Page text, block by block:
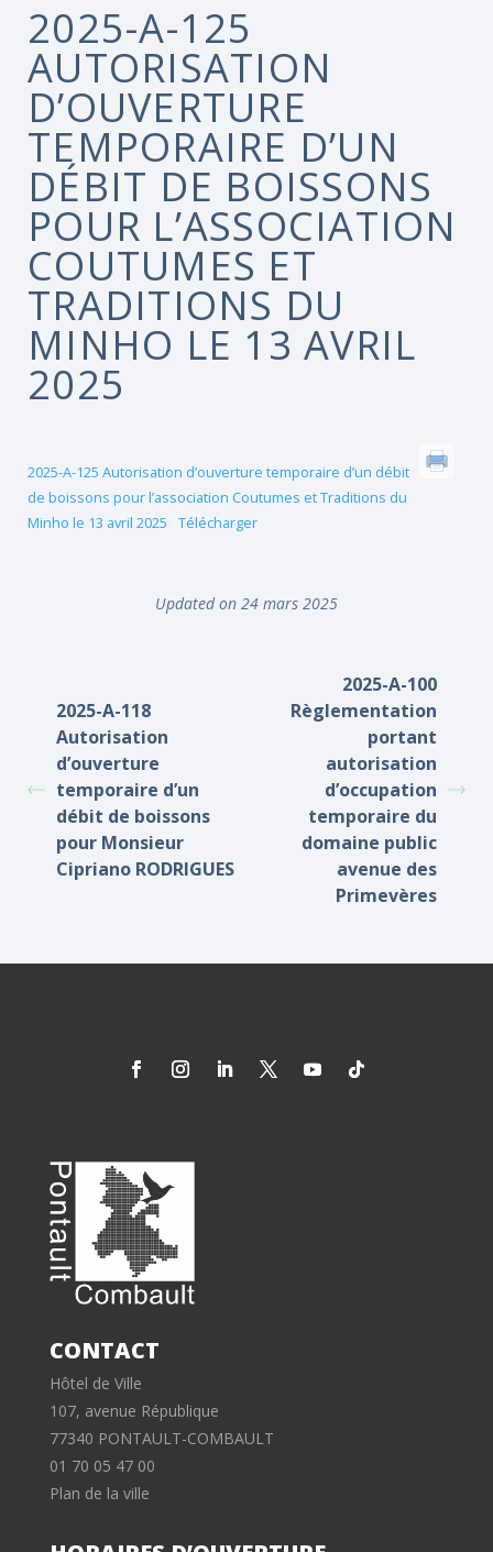
2025-A-125
AUTORISATION
D’OUVERTURE
TEMPORAIRE D’UN
DÉBIT DE BOISSONS
POUR L’ASSOCIATION
COUTUMES ET
TRADITIONS DU
MINHO LE 13 AVRIL
2025
2025-A-125 Autorisation d’ouverture temporaire d’un débit
de boissons pour l’association Coutumes et Traditions du
Minho le 13 avril 2025
Télécharger
Updated on 24 mars 2025
2025-A-118
Autorisation
d’ouverture
temporaire d’un
débit de boissons
pour Monsieur
Cipriano RODRIGUES
2025-A-100
Règlementation
portant
autorisation
d’occupation
temporaire du
domaine public
avenue des
Primevères
CONTACT
Hôtel de Ville
107, avenue République
77340 PONTAULT-COMBAULT
01 70 05 47 00
Plan de la ville